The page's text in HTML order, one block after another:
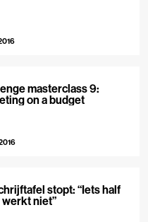
masterclass 9:
on a budget
stopt: “Iets half
niet”